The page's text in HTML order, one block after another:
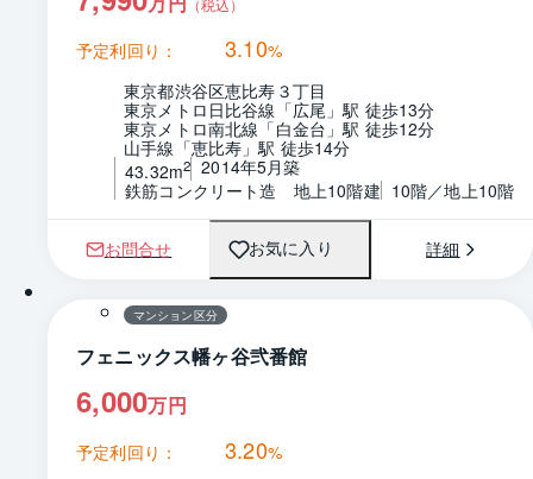
（税込）
予定利回り： 3.10%
東京都渋谷区恵比寿３丁目
東京メトロ日比谷線「広尾」駅 徒歩13分
東京メトロ南北線「白金台」駅 徒歩12分
山手線「恵比寿」駅 徒歩14分
43.32m2 2014年5月築
鉄筋コンクリート造　地上10階建 10階／地上10階
お問合せ お気に入り 詳細
1 / 0 間取り
マンション区分
フェニックス幡ヶ谷弐番館
6,000万円
予定利回り： 3.20%